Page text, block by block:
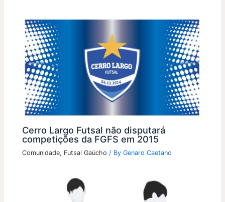
Cerro Largo Futsal não disputará
competições da FGFS em 2015
Comunidade, Futsal Gaúcho / ByGenaro Caetano